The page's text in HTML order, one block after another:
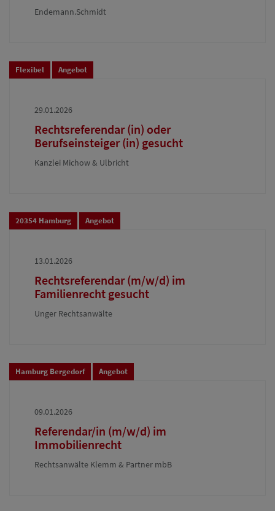
Endemann.Schmidt
Flexibel Angebot
29.01.2026
Rechtsreferendar (in) oder
Berufseinsteiger (in) gesucht
Kanzlei Michow & Ulbricht
20354 Hamburg Angebot
13.01.2026
Rechtsreferendar (m/w/d) im
Familienrecht gesucht
Unger Rechtsanwälte
Hamburg Bergedorf Angebot
09.01.2026
Referendar/in (m/w/d) im
Immobilienrecht
Rechtsanwälte Klemm & Partner mbB